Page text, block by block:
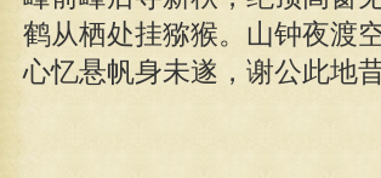
鹤从栖处挂猕猴。山钟夜渡
心忆悬帆身未遂，谢公此地